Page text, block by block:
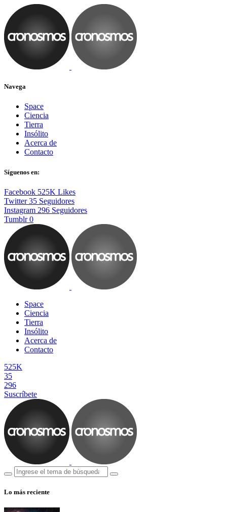
Navega
Space
Ciencia
Tierra
Insólito
Acerca de
Contacto
Síguenos en:
Facebook 525K Likes
Twitter 35 Seguidores
Instagram 296 Seguidores
Tumblr 0
Space
Ciencia
Tierra
Insólito
Acerca de
Contacto
525K
35
296
Suscríbete
Lo más reciente